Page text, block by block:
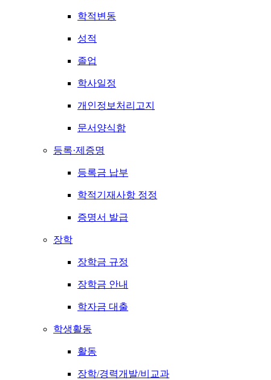
학적변동
성적
졸업
학사일정
개인정보처리고지
문서양식함
등록·제증명
등록금 납부
학적기재사항 정정
증명서 발급
장학
장학금 규정
장학금 안내
학자금 대출
학생활동
활동
장학/경력개발/비교과